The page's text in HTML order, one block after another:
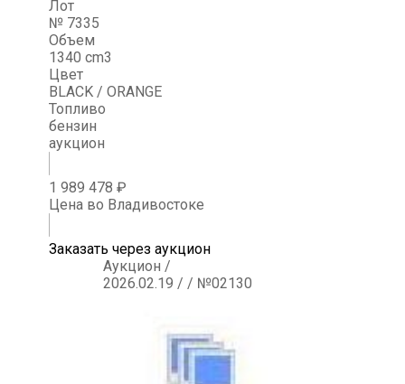
Лот
№ 7335
Объем
1340 cm3
Цвет
BLACK / ORANGE
Топливо
бензин
аукцион
1 989 478 ₽
Цена во Владивостоке
Заказать через аукцион
Аукцион /
2026.02.19 / / №02130